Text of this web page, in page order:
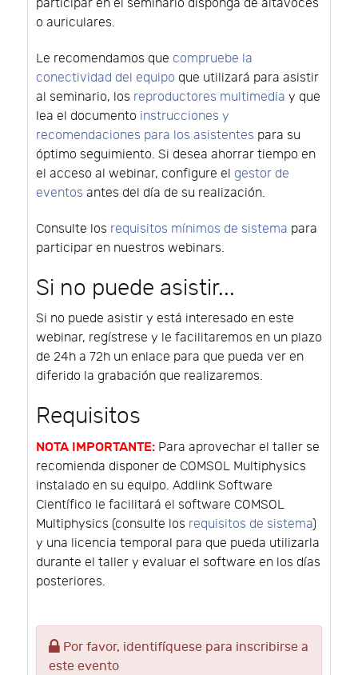
participar en el seminario disponga de altavoces
o auriculares.
Le recomendamos que compruebe la
conectividad del equipo que utilizará para asistir
al seminario, los reproductores multimedia y que
lea el documento instrucciones y
recomendaciones para los asistentes para su
óptimo seguimiento. Si desea ahorrar tiempo en
el acceso al webinar, configure el gestor de
eventos antes del día de su realización.
Consulte los requisitos mínimos de sistema para
participar en nuestros webinars.
Si no puede asistir...
Si no puede asistir y está interesado en este
webinar, regístrese y le facilitaremos en un plazo
de 24h a 72h un enlace para que pueda ver en
diferido la grabación que realizaremos.
Requisitos
NOTA IMPORTANTE: Para aprovechar el taller se
recomienda disponer de COMSOL Multiphysics
instalado en su equipo. Addlink Software
Científico le facilitará el software COMSOL
Multiphysics (consulte los requisitos de sistema)
y una licencia temporal para que pueda utilizarla
durante el taller y evaluar el software en los días
posteriores.
Por favor, identifíquese para inscribirse a
este evento